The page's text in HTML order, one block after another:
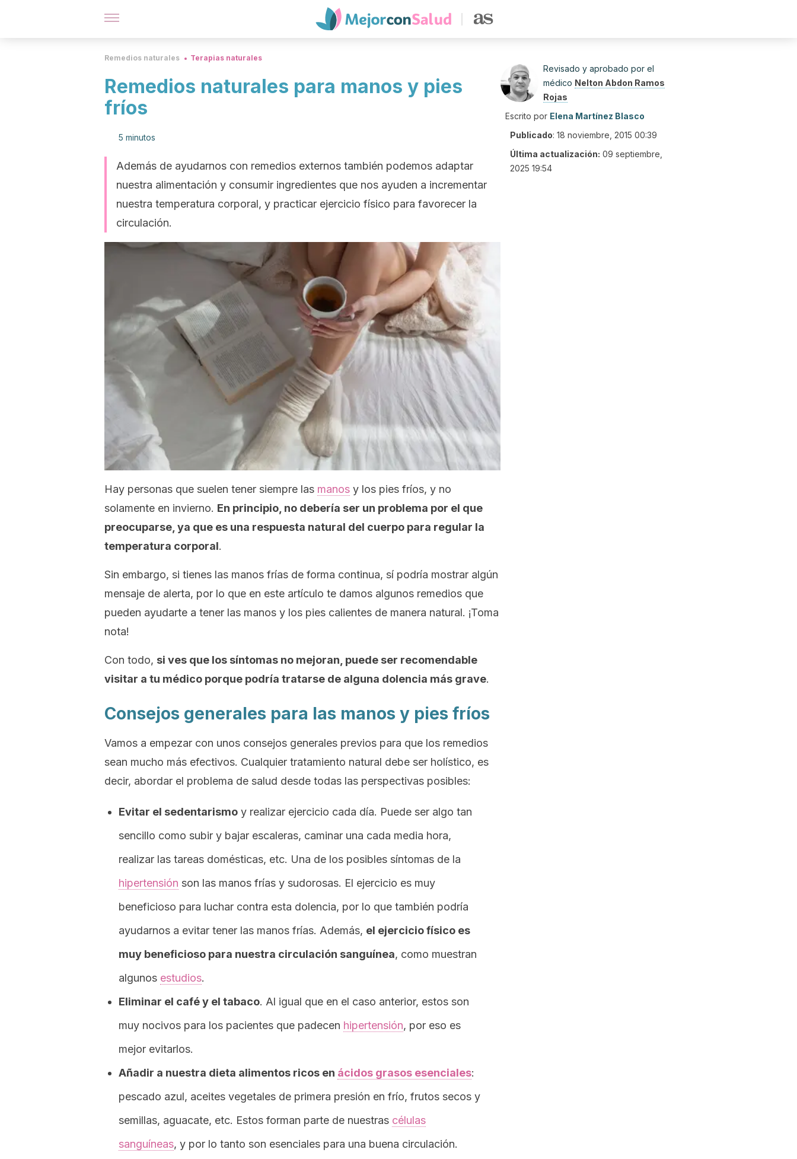
Remedios naturales Terapias naturales
Remedios naturales para manos y pies
fríos
5 minutos
Además de ayudarnos con remedios externos también podemos adaptar
nuestra alimentación y consumir ingredientes que nos ayuden a incrementar
nuestra temperatura corporal, y practicar ejercicio físico para favorecer la
circulación.
Hay personas que suelen tener siempre las manos y los pies fríos, y no
solamente en invierno. En principio, no debería ser un problema por el que
preocuparse, ya que es una respuesta natural del cuerpo para regular la
temperatura corporal.
Sin embargo, si tienes las manos frías de forma continua, sí podría mostrar algún
mensaje de alerta, por lo que en este artículo te damos algunos remedios que
pueden ayudarte a tener las manos y los pies calientes de manera natural. ¡Toma
nota!
Con todo, si ves que los síntomas no mejoran, puede ser recomendable
visitar a tu médico porque podría tratarse de alguna dolencia más grave.
Consejos generales para las manos y pies fríos
Vamos a empezar con unos consejos generales previos para que los remedios
sean mucho más efectivos. Cualquier tratamiento natural debe ser holístico, es
decir, abordar el problema de salud desde todas las perspectivas posibles:
Evitar el sedentarismo y realizar ejercicio cada día. Puede ser algo tan
sencillo como subir y bajar escaleras, caminar una cada media hora,
realizar las tareas domésticas, etc. Una de los posibles síntomas de la
hipertensión son las manos frías y sudorosas. El ejercicio es muy
beneficioso para luchar contra esta dolencia, por lo que también podría
ayudarnos a evitar tener las manos frías. Además, el ejercicio físico es
muy beneficioso para nuestra circulación sanguínea, como muestran
algunos estudios.
Eliminar el café y el tabaco. Al igual que en el caso anterior, estos son
muy nocivos para los pacientes que padecen hipertensión, por eso es
mejor evitarlos.
Añadir a nuestra dieta alimentos ricos en ácidos grasos esenciales:
pescado azul, aceites vegetales de primera presión en frío, frutos secos y
semillas, aguacate, etc. Estos forman parte de nuestras células
sanguíneas, y por lo tanto son esenciales para una buena circulación.
Revisado y aprobado por el
médico Nelton Abdon Ramos
Rojas
Escrito por Elena Martínez Blasco
Publicado: 18 noviembre, 2015 00:39
Última actualización: 09 septiembre,
2025 19:54